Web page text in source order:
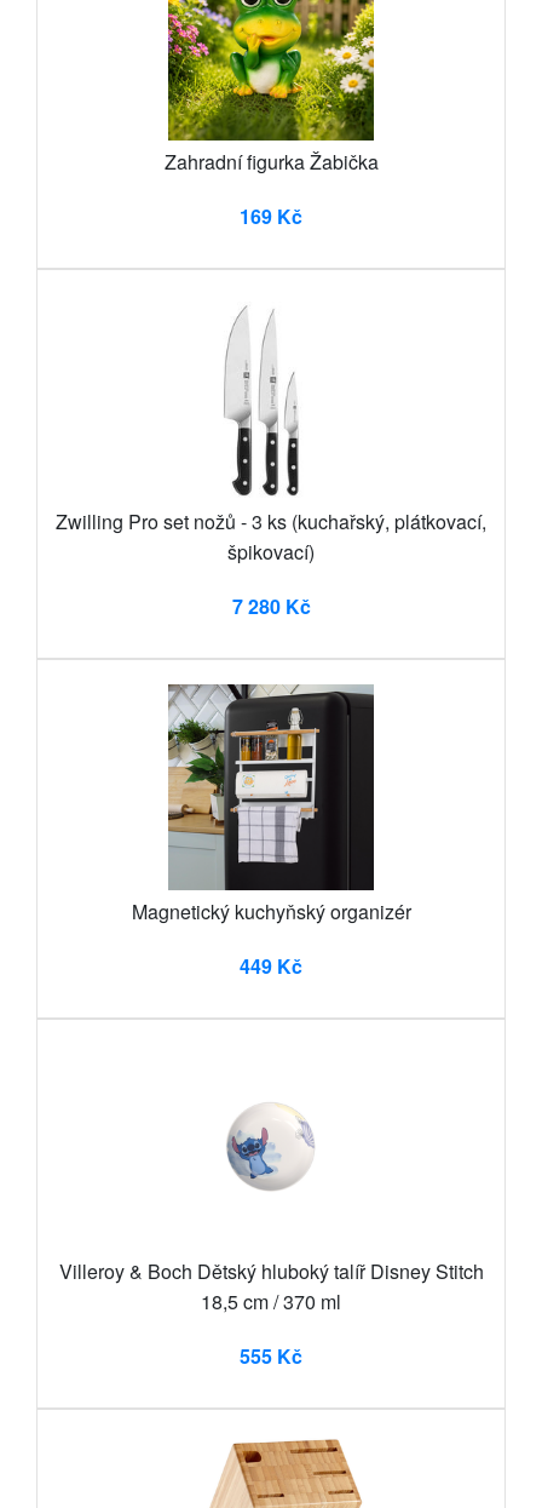
Zahradní figurka Žabička
169 Kč
Zwilling Pro set nožů - 3 ks (kuchařský, plátkovací,
špikovací)
7 280 Kč
Magnetický kuchyňský organizér
449 Kč
Villeroy & Boch Dětský hluboký talíř Disney Stitch
18,5 cm / 370 ml
555 Kč